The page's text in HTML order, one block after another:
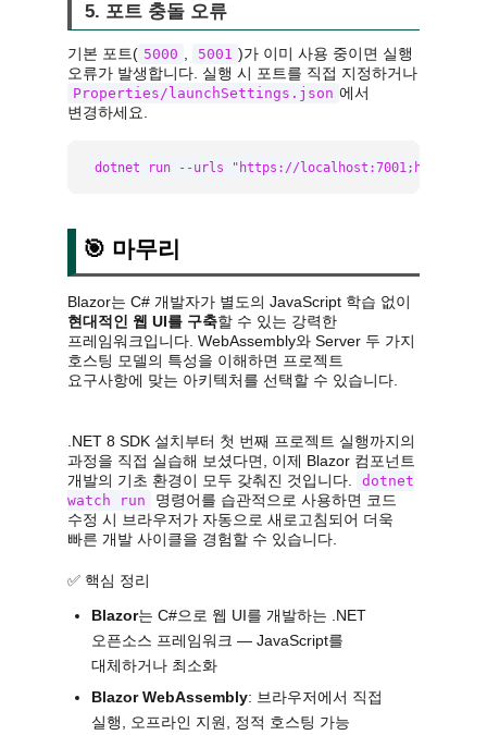
5. 포트 충돌 오류
기본 포트( 5000 5001 )가 이미 사용 중이면 실행
오류가 발생합니다. 실행 시 포트를 직접 지정하거나
Properties/launchSettings.json 에서
변경하세요.
dotnet run --urls "https://localhost:7001;http://
🎯 마무리
Blazor는 C# 개발자가 별도의 JavaScript 학습 없이
현대적인 웹 UI를 구축할 수 있는 강력한
프레임워크입니다. WebAssembly와 Server 두 가지
호스팅 모델의 특성을 이해하면 프로젝트
요구사항에 맞는 아키텍처를 선택할 수 있습니다.
.NET 8 SDK 설치부터 첫 번째 프로젝트 실행까지의
과정을 직접 실습해 보셨다면, 이제 Blazor 컴포넌트
개발의 기초 환경이 모두 갖춰진 것입니다.
dotnet
watch run
명령어를 습관적으로 사용하면 코드
수정 시 브라우저가 자동으로 새로고침되어 더욱
빠른 개발 사이클을 경험할 수 있습니다.
✅ 핵심 정리
Blazor는 C#으로 웹 UI를 개발하는 .NET
오픈소스 프레임워크 — JavaScript를
대체하거나 최소화
Blazor WebAssembly: 브라우저에서 직접
실행, 오프라인 지원, 정적 호스팅 가능